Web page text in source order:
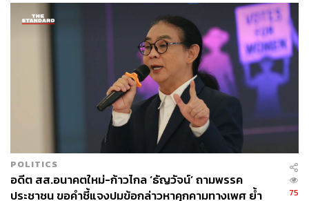
หัวหน้าพรรคคนที่ 1 นักวิชาการด้านการศึกษา มีผลงานแปล
วรรณกรรมเยาวชนและรวมเรื่องสั้นจากนักเขียนชั้นนำของ
ประเทศฟินแลนด์ เขียนหนังสือและคอลัมน์ในWAY
เกี่ยวกับประเด็นการศึกษาและวัฒนธรรม
POLITICS
อดีต สส.อนาคตใหม่-ก้าวไกล ‘ธัญวัจน์’ ถามพรรค
ประชาชน ขอคำชี้แจงปมข้อกล่าวหาคุกคามทางเพศ ย้ำ
75